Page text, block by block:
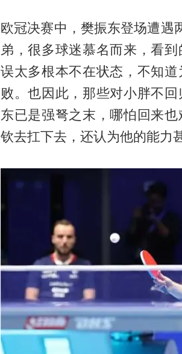
欧冠决赛中，樊振东登场遭
弟，很多球迷慕名而来，看
误太多根本不在状态，不知
败。也因此，那些对小胖不
东已是强弩之末，哪怕回来
钦去扛下去，还认为他的能力